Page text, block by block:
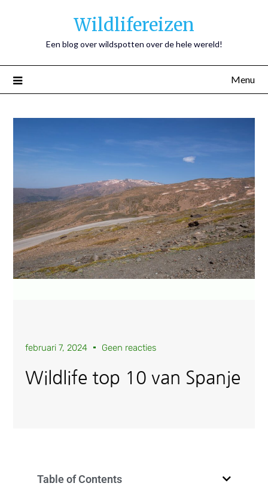
Wildlifereizen
Een blog over wildspotten over de hele wereld!
Menu
februari 7, 2024 Geen reacties
Wildlife top 10 van Spanje
Table of Contents